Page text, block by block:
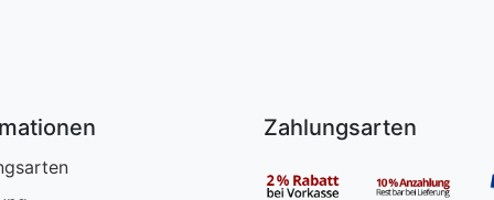
Zahlungsarten